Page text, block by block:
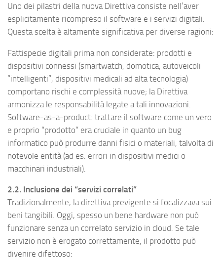
Uno dei pilastri della nuova Direttiva consiste nell’aver
esplicitamente ricompreso il software e i servizi digitali.
Questa scelta è altamente significativa per diverse ragioni:
Fattispecie digitali prima non considerate: prodotti e
dispositivi connessi (smartwatch, domotica, autoveicoli
“intelligenti”, dispositivi medicali ad alta tecnologia)
comportano rischi e complessità nuove; la Direttiva
armonizza le responsabilità legate a tali innovazioni.
Software-as-a-product: trattare il software come un vero
e proprio “prodotto” era cruciale in quanto un bug
informatico può produrre danni fisici o materiali, talvolta di
notevole entità (ad es. errori in dispositivi medici o
macchinari industriali).
2.2. Inclusione dei “servizi correlati”
Tradizionalmente, la direttiva previgente si focalizzava sui
beni tangibili. Oggi, spesso un bene hardware non può
funzionare senza un correlato servizio in cloud. Se tale
servizio non è erogato correttamente, il prodotto può
divenire difettoso: